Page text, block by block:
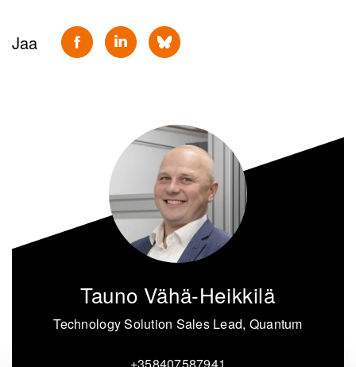
Jaa
Tauno Vähä-Heikkilä
Technology Solution Sales Lead, Quantum